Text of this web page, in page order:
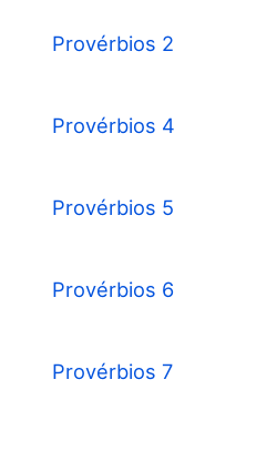
Provérbios 2
Provérbios 4
Provérbios 5
Provérbios 6
Provérbios 7